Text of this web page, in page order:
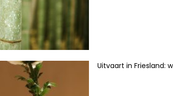
Uitvaart in Friesland: